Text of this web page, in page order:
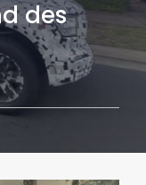
des